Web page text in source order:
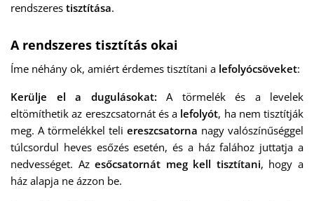
rendszeres tisztítása.
A rendszeres tisztítás okai
Íme néhány ok, amiért érdemes tisztítani a lefolyócsöveket:
Kerülje el a dugulásokat: A törmelék és a levelek
eltömíthetik az ereszcsatornát és a lefolyót, ha nem tisztítják
meg. A törmelékkel teli ereszcsatorna nagy valószínűséggel
túlcsordul heves esőzés esetén, és a ház falához juttatja a
nedvességet. Azesőcsatornát meg kell tisztítani, hogy a
ház alapja ne ázzon be.